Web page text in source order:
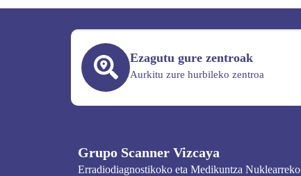
Ezagutu gure zentroak
Aurkitu zure hurbileko zentroa
Grupo Scanner Vizcaya
Erradiodiagnostikoko eta Medikuntza Nuklearreko